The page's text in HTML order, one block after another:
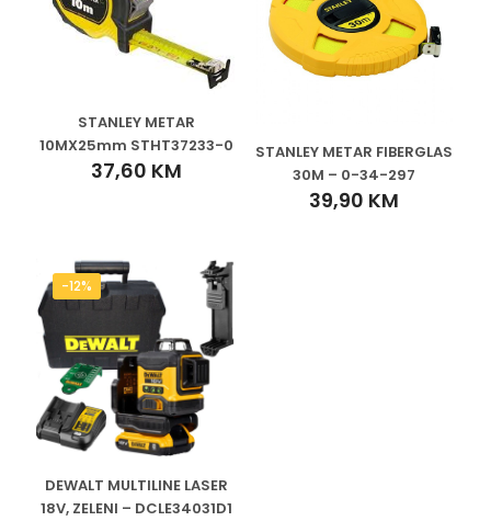
STANLEY METAR
10MX25mm STHT37233-0
37,60 KM
STANLEY METAR FIBERGLAS
30M – 0-34-297
39,90 KM
-12%
DEWALT MULTILINE LASER
18V, ZELENI – DCLE34031D1